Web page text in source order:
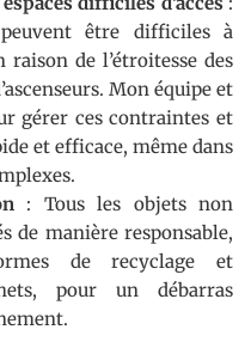
être difficiles à
de l’étroitesse des
Mon équipe et
gérer ces contraintes et
et efficace, même dans
: Tous les objets non
de manière responsable,
de recyclage et
pour un débarras